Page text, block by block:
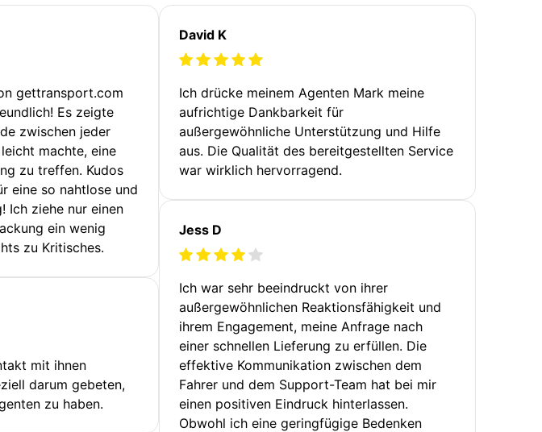
gettransport.com
Es zeigte
zwischen jeder
machte, eine
zu treffen. Kudos
eine so nahtlose und
Ich ziehe nur einen
ein wenig
zu Kritisches.
mit ihnen
darum gebeten,
zu haben.
David K
Ich drücke meinem Agenten Mark meine
aufrichtige Dankbarkeit für
außergewöhnliche Unterstützung und Hilfe
aus. Die Qualität des bereitgestellten Service
war wirklich hervorragend.
Jess D
Ich war sehr beeindruckt von ihrer
außergewöhnlichen Reaktionsfähigkeit und
ihrem Engagement, meine Anfrage nach
einer schnellen Lieferung zu erfüllen. Die
effektive Kommunikation zwischen dem
Fahrer und dem Support-Team hat bei mir
einen positiven Eindruck hinterlassen.
Obwohl ich eine geringfügige Bedenken